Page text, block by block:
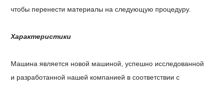
чтобы перенести материалы на следующую процедуру.
Характеристики
Машина является новой машиной, успешно исследованной
и разработанной нашей компанией в соответствии с